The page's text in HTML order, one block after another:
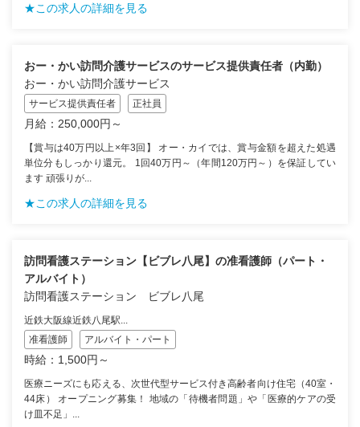
★この求人の詳細を見る
おー・かい訪問介護サービスのサービス提供責任者（内勤）
おー・かい訪問介護サービス
サービス提供責任者 正社員
月給：250,000円～
【賞与は40万円以上×年3回】 オー・カイでは、賞与金額を超えた処遇
単位分もしっかり還元。 1回40万円～（年間120万円～）を保証してい
ます 頑張りが...
★この求人の詳細を見る
訪問看護ステーション【ビブレ八尾】の准看護師（パート・
アルバイト）
訪問看護ステーション ビブレ八尾
近鉄大阪線近鉄八尾駅...
准看護師
アルバイト・パート
時給：1,500円～
医療ニーズにも応える、次世代型サービス付き高齢者向け住宅（40室・
44床） オープニング募集！ 地域の「待機者問題」や「医療的ケアの受
け皿不足」...